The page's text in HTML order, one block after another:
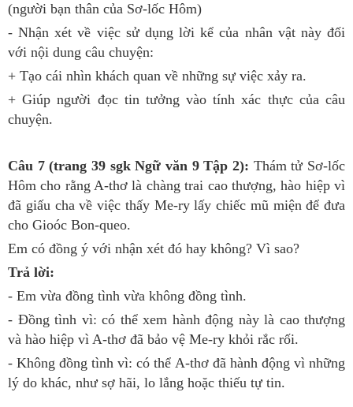
(người bạn thân của Sơ-lốc Hôm)
- Nhận xét về việc sử dụng lời kể của nhân vật này đối
với nội dung câu chuyện:
+ Tạo cái nhìn khách quan về những sự việc xảy ra.
+ Giúp người đọc tin tưởng vào tính xác thực của câu
chuyện.
Câu 7 (trang 39 sgk Ngữ văn 9 Tập 2): Thám tử Sơ-lốc
Hôm cho rằng A-thơ là chàng trai cao thượng, hào hiệp vì
đã giấu cha về việc thấy Me-ry lấy chiếc mũ miện để đưa
cho Gioóc Bon-queo.
Em có đồng ý với nhận xét đó hay không? Vì sao?
Trả lời:
- Em vừa đồng tình vừa không đồng tình.
- Đồng tình vì: có thể xem hành động này là cao thượng
và hào hiệp vì A-thơ đã bảo vệ Me-ry khỏi rắc rối.
- Không đồng tình vì: có thể A-thơ đã hành động vì những
lý do khác, như sợ hãi, lo lắng hoặc thiếu tự tin.